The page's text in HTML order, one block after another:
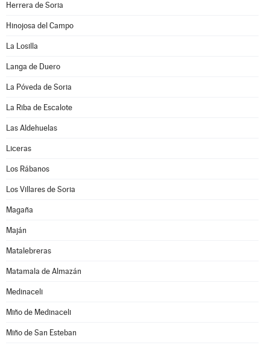
Herrera de Soria
Hinojosa del Campo
La Losilla
Langa de Duero
La Póveda de Soria
La Riba de Escalote
Las Aldehuelas
Liceras
Los Rábanos
Los Villares de Soria
Magaña
Maján
Matalebreras
Matamala de Almazán
Medinaceli
Miño de Medinaceli
Miño de San Esteban